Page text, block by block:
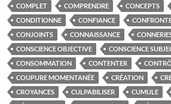
COMPLET
COMPRENDRE CONCEPTS
CONDITIONNE
CONFIANCE
CONJOINTS
CONNAISSANCE
CONSCIENCE OBJECTIVE
CONSCIENCE
CONSOMMATION
CONTENTER
COUPURE MOMENTANÉE
CRÉATION
CROYANCES
CULPABILISER CUMULE